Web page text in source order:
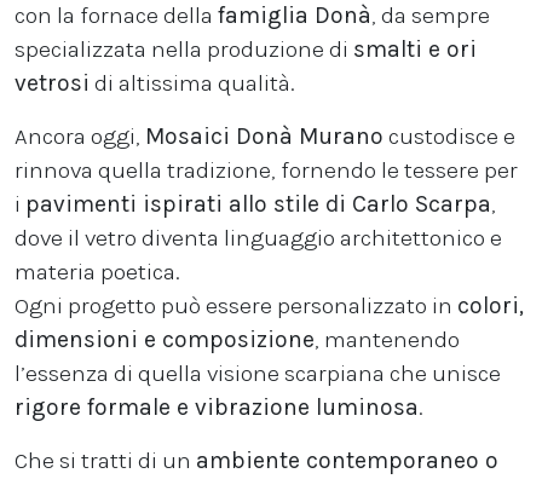
con la fornace della famiglia Donà, da sempre
specializzata nella produzione di smalti e ori
vetrosi di altissima qualità.
Ancora oggi, Mosaici Donà Murano custodisce e
rinnova quella tradizione, fornendo le tessere per
i pavimenti ispirati allo stile di Carlo Scarpa,
dove il vetro diventa linguaggio architettonico e
materia poetica.
Ogni progetto può essere personalizzato in colori,
dimensioni e composizione, mantenendo
l’essenza di quella visione scarpiana che unisce
rigore formale e vibrazione luminosa.
Che si tratti di un ambiente contemporaneo o